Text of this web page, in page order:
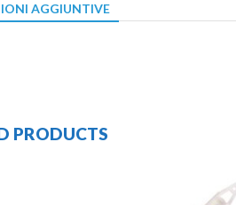
AGGIUNTIVE
PRODUCTS